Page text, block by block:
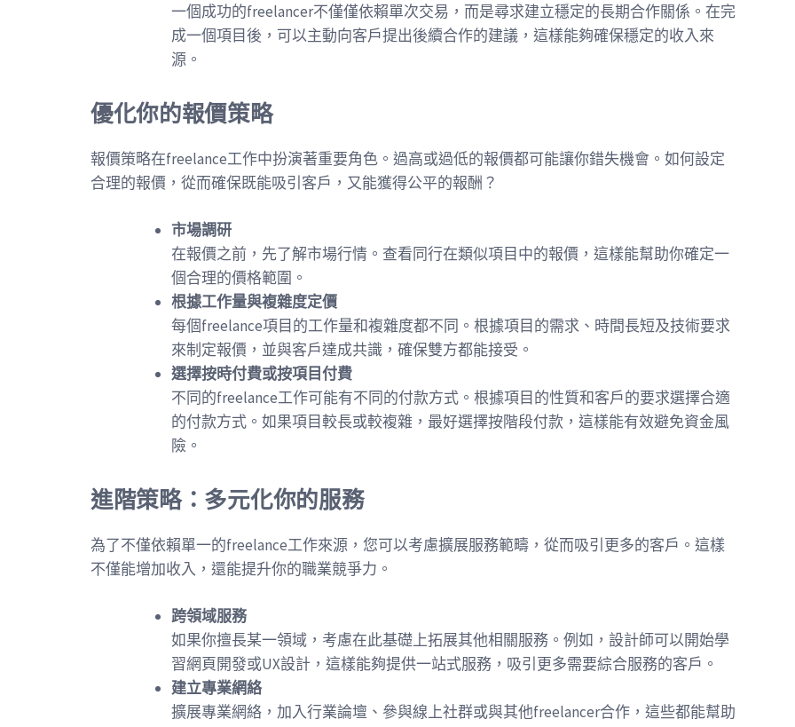
一個成功的freelancer不僅僅依賴單次交易，而是尋求建立穩定的長期合作關係。在完
成一個項目後，可以主動向客戶提出後續合作的建議，這樣能夠確保穩定的收入來
源。
優化你的報價策略
報價策略在freelance工作中扮演著重要角色。過高或過低的報價都可能讓你錯失機會。如何設定
合理的報價，從而確保既能吸引客戶，又能獲得公平的報酬？
市場調研
在報價之前，先了解市場行情。查看同行在類似項目中的報價，這樣能幫助你確定一
個合理的價格範圍。
根據工作量與複雜度定價
每個freelance項目的工作量和複雜度都不同。根據項目的需求、時間長短及技術要求
來制定報價，並與客戶達成共識，確保雙方都能接受。
選擇按時付費或按項目付費
不同的freelance工作可能有不同的付款方式。根據項目的性質和客戶的要求選擇合適
的付款方式。如果項目較長或較複雜，最好選擇按階段付款，這樣能有效避免資金風
險。
進階策略：多元化你的服務
為了不僅依賴單一的freelance工作來源，您可以考慮擴展服務範疇，從而吸引更多的客戶。這樣
不僅能增加收入，還能提升你的職業競爭力。
跨領域服務
如果你擅長某一領域，考慮在此基礎上拓展其他相關服務。例如，設計師可以開始學
習網頁開發或UX設計，這樣能夠提供一站式服務，吸引更多需要綜合服務的客戶。
建立專業網絡
擴展專業網絡，加入行業論壇、參與線上社群或與其他freelancer合作，這些都能幫助